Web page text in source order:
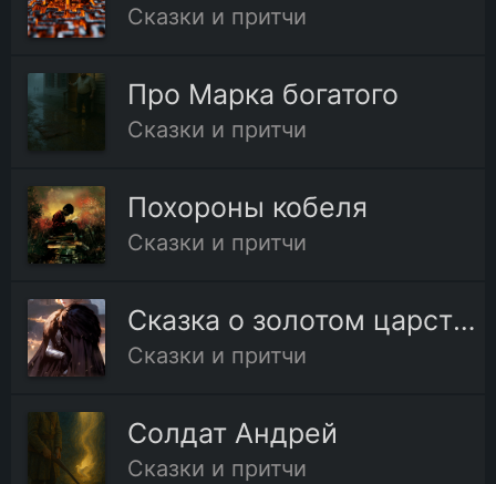
Сказки и притчи
Про Марка богатого
Сказки и притчи
Похороны кобеля
Сказки и притчи
Сказка о золотом царстве
Сказки и притчи
Солдат Андрей
Сказки и притчи